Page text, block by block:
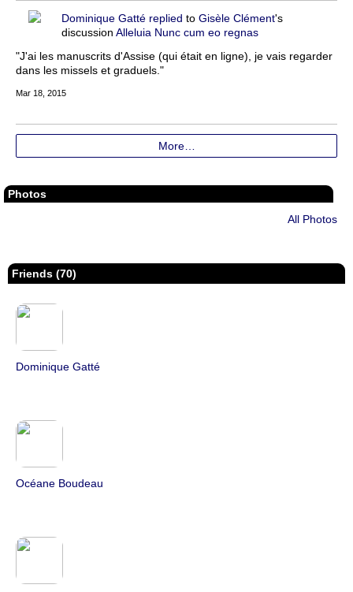
Dominique Gatté replied to Gisèle Clément's
discussion Alleluia Nunc cum eo regnas
"J'ai les manuscrits d'Assise (qui était en ligne), je vais regarder
dans les missels et graduels."
Mar 18, 2015
More…
Photos
All Photos
Friends (70)
Dominique Gatté
Océane Boudeau